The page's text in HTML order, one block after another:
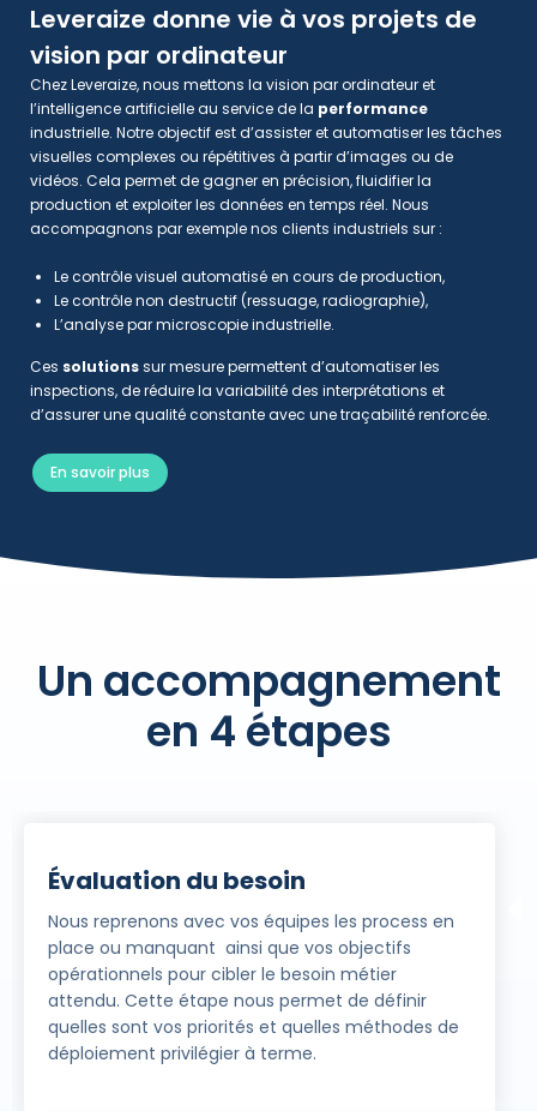
Leveraize donne vie à vos projets de
vision par ordinateur
Chez Leveraize, nous mettons la vision par ordinateur et
l’intelligence artificielle au service de la performance
industrielle. Notre objectif est d’assister et automatiser les tâches
visuelles complexes ou répétitives à partir d’images ou de
vidéos. Cela permet de gagner en précision, fluidifier la
production et exploiter les données en temps réel. Nous
accompagnons par exemple nos clients industriels sur :
Le contrôle visuel automatisé en cours de production,
Le contrôle non destructif (ressuage, radiographie),
L’analyse par microscopie industrielle.
Ces solutionssur mesure permettent d’automatiser les
inspections, de réduire la variabilité des interprétations et
d’assurer une qualité constante avec une traçabilité renforcée.
En savoir plus
Un accompagnement
en 4 étapes
Évaluation du besoin
Nous reprenons avec vos équipes les process en
place ou manquant ainsi que vos objectifs
opérationnels pour cibler le besoin métier
attendu. Cette étape nous permet de définir
quelles sont vos priorités et quelles méthodes de
déploiement privilégier à terme.